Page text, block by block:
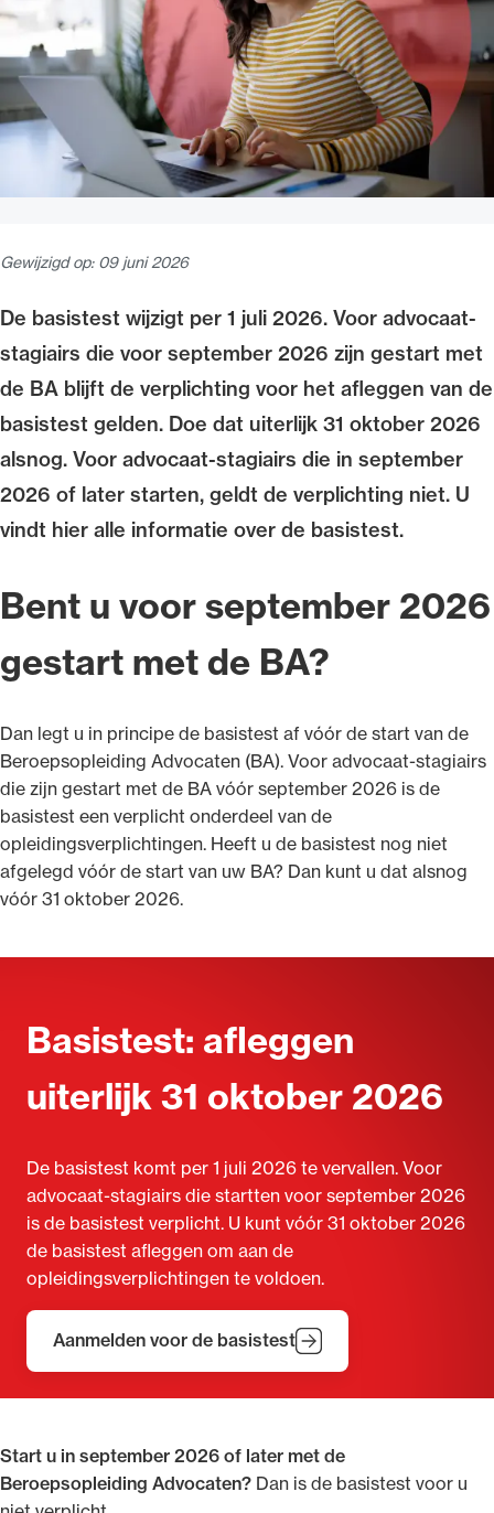
Gewijzigd op: 09 juni 2026
De basistest wijzigt per 1 juli 2026. Voor advocaat-
stagiairs die voor september 2026 zijn gestart met
de BA blijft de verplichting voor het afleggen van de
basistest gelden. Doe dat uiterlijk 31 oktober 2026
alsnog. Voor advocaat-stagiairs die in september
2026 of later starten, geldt de verplichting niet. U
vindt hier alle informatie over de basistest.
Bent u voor september 2026
gestart met de BA?
Dan legt u in principe de basistest af vóór de start van de
Beroepsopleiding Advocaten (BA). Voor advocaat-stagiairs
die zijn gestart met de BA vóór september 2026 is de
basistest een verplicht onderdeel van de
opleidingsverplichtingen. Heeft u de basistest nog niet
afgelegd vóór de start van uw BA? Dan kunt u dat alsnog
vóór 31 oktober 2026.
Basistest: afleggen
uiterlijk 31 oktober 2026
De basistest komt per 1 juli 2026 te vervallen. Voor
advocaat-stagiairs die startten voor september 2026
is de basistest verplicht. U kunt vóór 31 oktober 2026
de basistest afleggen om aan de
opleidingsverplichtingen te voldoen.
Aanmelden voor de basistest
Start u in september 2026 of later met de
Beroepsopleiding Advocaten? Dan is de basistest voor u
Uitgelicht
Van de Advocatenwet tot de Verordening op
de advocatuur (Voda) en de Regeling op de
advocatuur (Roda).
Ondersteuning voor advocaten bij hun
beroepsuitoefening: van de advocatenpas tot
het rechtsgebiedenregister en